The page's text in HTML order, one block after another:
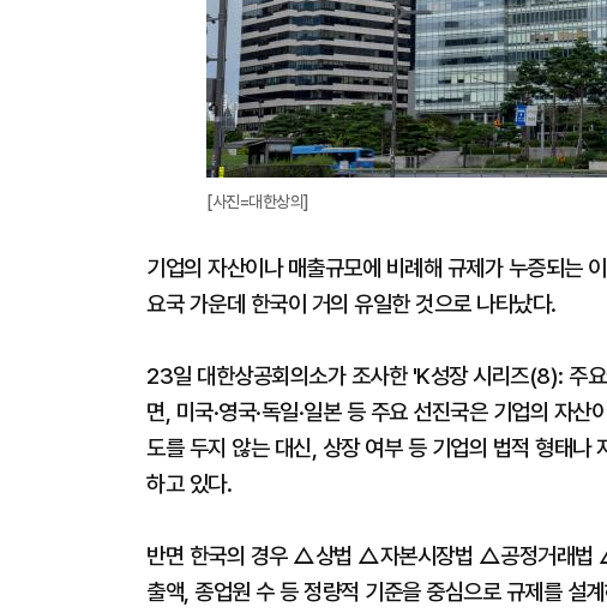
[사진=대한상의]
기업의 자산이나 매출규모에 비례해 규제가 누증되는
요국 가운데 한국이 거의 유일한 것으로 나타났다.
23일 대한상공회의소가 조사한 'K성장 시리즈(8): 주
면, 미국·영국·독일·일본 등 주요 선진국은 기업의 자
도를 두지 않는 대신, 상장 여부 등 기업의 법적 형태나
하고 있다.
반면 한국의 경우 △상법 △자본시장법 △공정거래법
출액, 종업원 수 등 정량적 기준을 중심으로 규제를 설